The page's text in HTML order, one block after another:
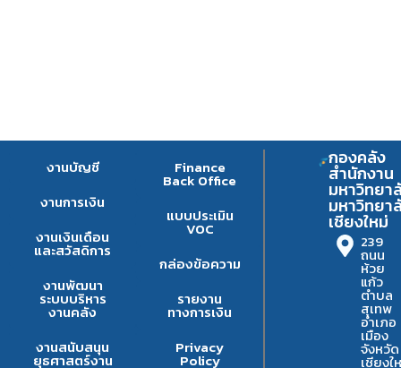
งานบัญชี
งานการเงิน
งานเงินเดือน
และสวัสดิการ
งานพัฒนา
ระบบบริหาร
งานคลัง
งานสนับสนุน
ยุธศาสตร์งาน
Finance
Back Office
แบบประเมิน
VOC
กล่องข้อความ
รายงาน
ทางการเงิน
Privacy
Policy
กองคลัง
สำนักงาน
มหาวิทยา
มหาวิทยา
เชียงใหม่
239
ถนน
ห้วย
แก้ว
ตำบล
สุเทพ
อำเภอ
เมือง
จังหวัด
เชียงใ